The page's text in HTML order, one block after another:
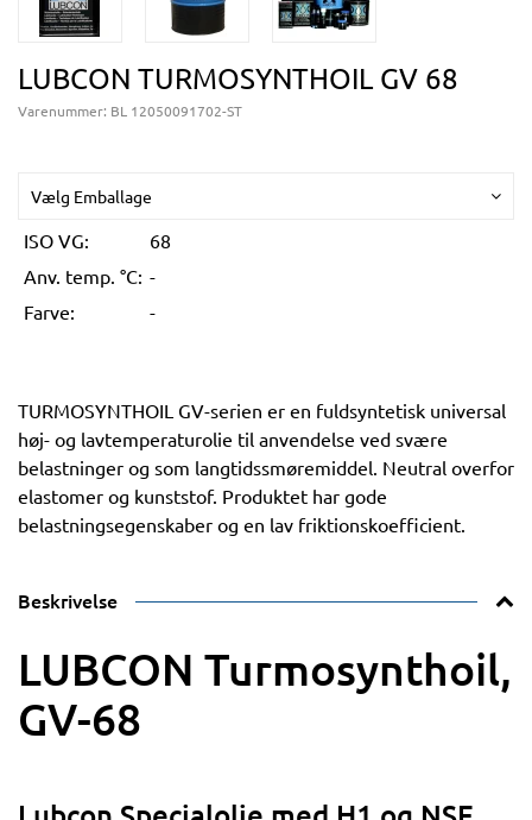
LUBCON TURMOSYNTHOIL GV 68
Varenummer: BL 12050091702-ST
Vælg Emballage
ISO VG:
68
Anv. temp. °C: -
Farve:
-
TURMOSYNTHOIL GV-serien er en fuldsyntetisk universal
høj- og lavtemperaturolie til anvendelse ved svære
belastninger og som langtidssmøremiddel. Neutral overfor
elastomer og kunststof. Produktet har gode
belastningsegenskaber og en lav friktionskoefficient.
Beskrivelse
LUBCON Turmosynthoil,
GV-68